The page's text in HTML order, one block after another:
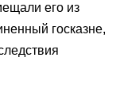
его из
госказне,